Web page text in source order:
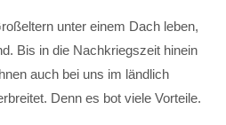
unter einem Dach leben,
Bis in die Nachkriegszeit hinein
auch bei uns im ländlich
Denn es bot viele Vorteile.